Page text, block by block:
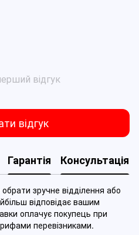
відгук
відгук
Гарантія Консультація
зручне відділення або
відповідає вашим
оплачує покупець при
перевізниками.